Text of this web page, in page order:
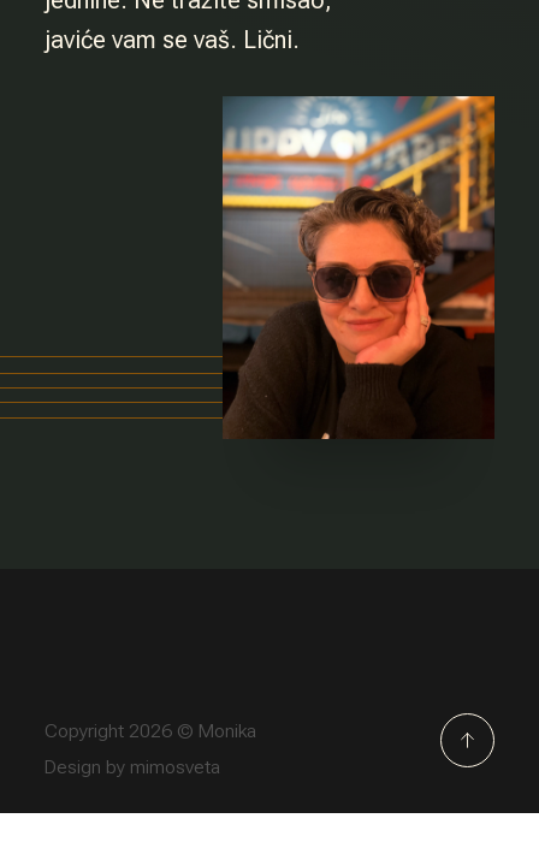
javiće vam se vaš. Lični.
Copyright 2026 © Monika
Design by mimosveta